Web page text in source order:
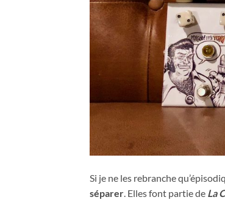
Si je ne les rebranche
séparer. Elles font partie de La